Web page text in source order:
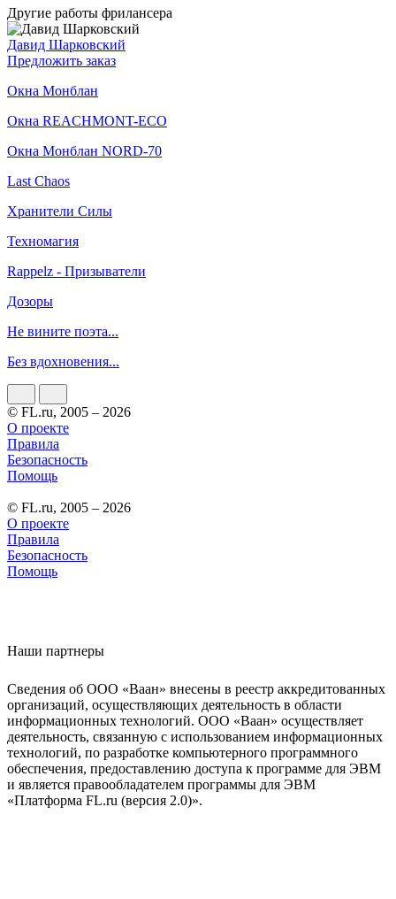
Другие работы фрилансера
Давид Шарковский
Предложить заказ
Окна Монблан
Окна REACHMONT-ECO
Окна Монблан NORD-70
Last Chaos
Хранители Силы
Техномагия
Rappelz - Призыватели
Дозоры
Не вините поэта...
Без вдохновения...
© FL.ru, 2005 – 2026
О проекте
Правила
Безопасность
Помощь
© FL.ru, 2005 – 2026
О проекте
Правила
Безопасность
Помощь
Наши партнеры
Сведения об ООО «Ваан» внесены в реестр аккредитованных
организаций, осуществляющих деятельность в области
информационных технологий. ООО «Ваан» осуществляет
деятельность, связанную с использованием информационных
технологий, по разработке компьютерного программного
обеспечения, предоставлению доступа к программе для ЭВМ
и является правообладателем программы для ЭВМ
«Платформа FL.ru (версия 2.0)».